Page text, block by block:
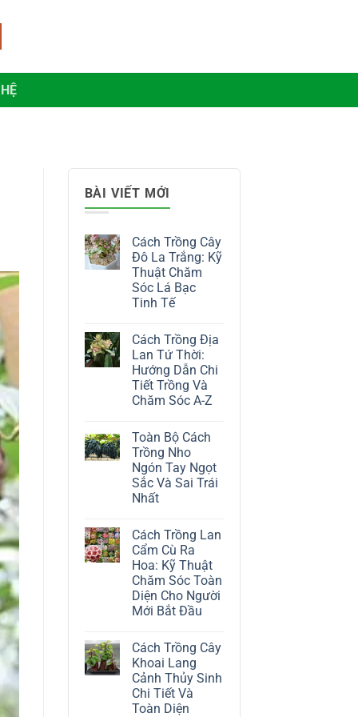
BÀI VIẾT MỚI
Cách Trồng Cây
Đô La Trắng: Kỹ
Thuật Chăm
Sóc Lá Bạc
Tinh Tế
bình
luận
ở
Cách
Trồng
Cây
Đô
Kỹ
Thuật
Chăm
Sóc
Lá
Bạc
Tinh
Cách Trồng Địa
Lan Tứ Thời:
Hướng Dẫn Chi
Tiết Trồng Và
Chăm Sóc A-Z
bình
luận
Cách
Trồng
Địa
Lan
Hướng
Dẫn
Chi
Tiết
Trồng
Và
Chăm
Sóc
A-
Toàn Bộ Cách
Trồng Nho
Ngón Tay Ngọt
Sắc Và Sai Trái
Nhất
bình
luận
ở
Toàn
Bộ
Cách
Trồng
Nho
Ngón
Sắc
Và
Sai
Trái
Nhất
Cách Trồng Lan
Cẩm Cù Ra
Hoa: Kỹ Thuật
Chăm Sóc Toàn
Diện Cho Người
Mới Bắt Đầu
bình
luận
ở
Cách
Trồng
Lan
Cẩm
Cách Trồng Cây
Khoai Lang
Cảnh Thủy Sinh
Chi Tiết Và
Toàn Diện